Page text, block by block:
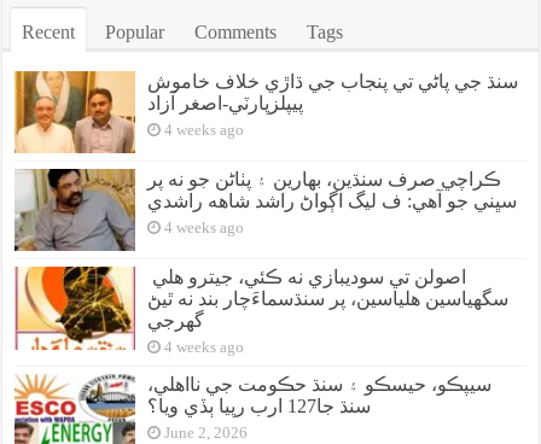
Recent Popular Comments Tags
سنڌ جي پاڻي تي پنجاب جي ڌاڙي خلاف خاموش
پيپلزپارٽي-اصغر آزاد
4 weeks ago
ڪراچي صرف سنڌين، بهارين ۽ پٺاڻن جو نه پر
سڀني جو آهي: ف ليگ اڳواڻ راشد شاهه راشدي
4 weeks ago
سگهياسين هلياسين، پر سنڌسماءَچار بند نه ٿيڻ
گهرجي
4 weeks ago
سيپڪو، حيسڪو ۽ سنڌ حڪومت جي نااهلي،
سنڌ جا127 ارب رپيا ٻڏي ويا؟
June 2, 2026